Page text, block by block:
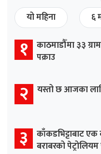
यो महिना
६
१ काठमाडौँमा ३३
पक्राउ
२ यस्तो छ आजका
३ काँकडभिट्टाबाट एक
बराबरको